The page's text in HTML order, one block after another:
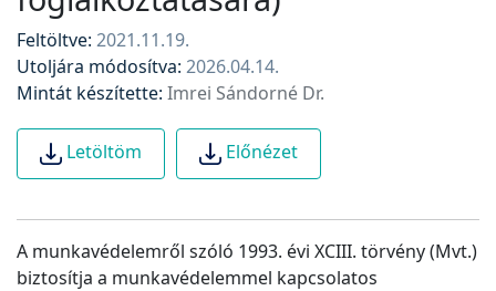
Feltöltve: 2021.11.19.
Utoljára módosítva: 2026.04.14.
Mintát készítette: Imrei Sándorné Dr.
Letöltöm Előnézet
A munkavédelemről szóló 1993. évi XCIII. törvény (Mvt.)
biztosítja a munkavédelemmel kapcsolatos